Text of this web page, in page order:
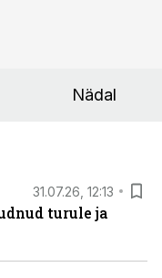
Nädal
31.07.26, 12:13
turule ja